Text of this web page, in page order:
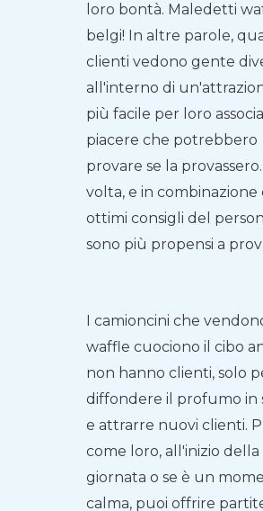
loro bontà. Maledetti
belgi! In altre parole,
clienti vedono gente
all'interno di
più facile per loro
piacere che potrebbero
provare se la
volta, e in combinazione
ottimi consigli del
sono più propensi a
I camioncini che
waffle cuociono il cibo
non hanno clienti, solo
diffondere il profumo in
e attrarre nuovi clienti.
come loro, all'inizio della
giornata o se è un
calma, puoi offrire